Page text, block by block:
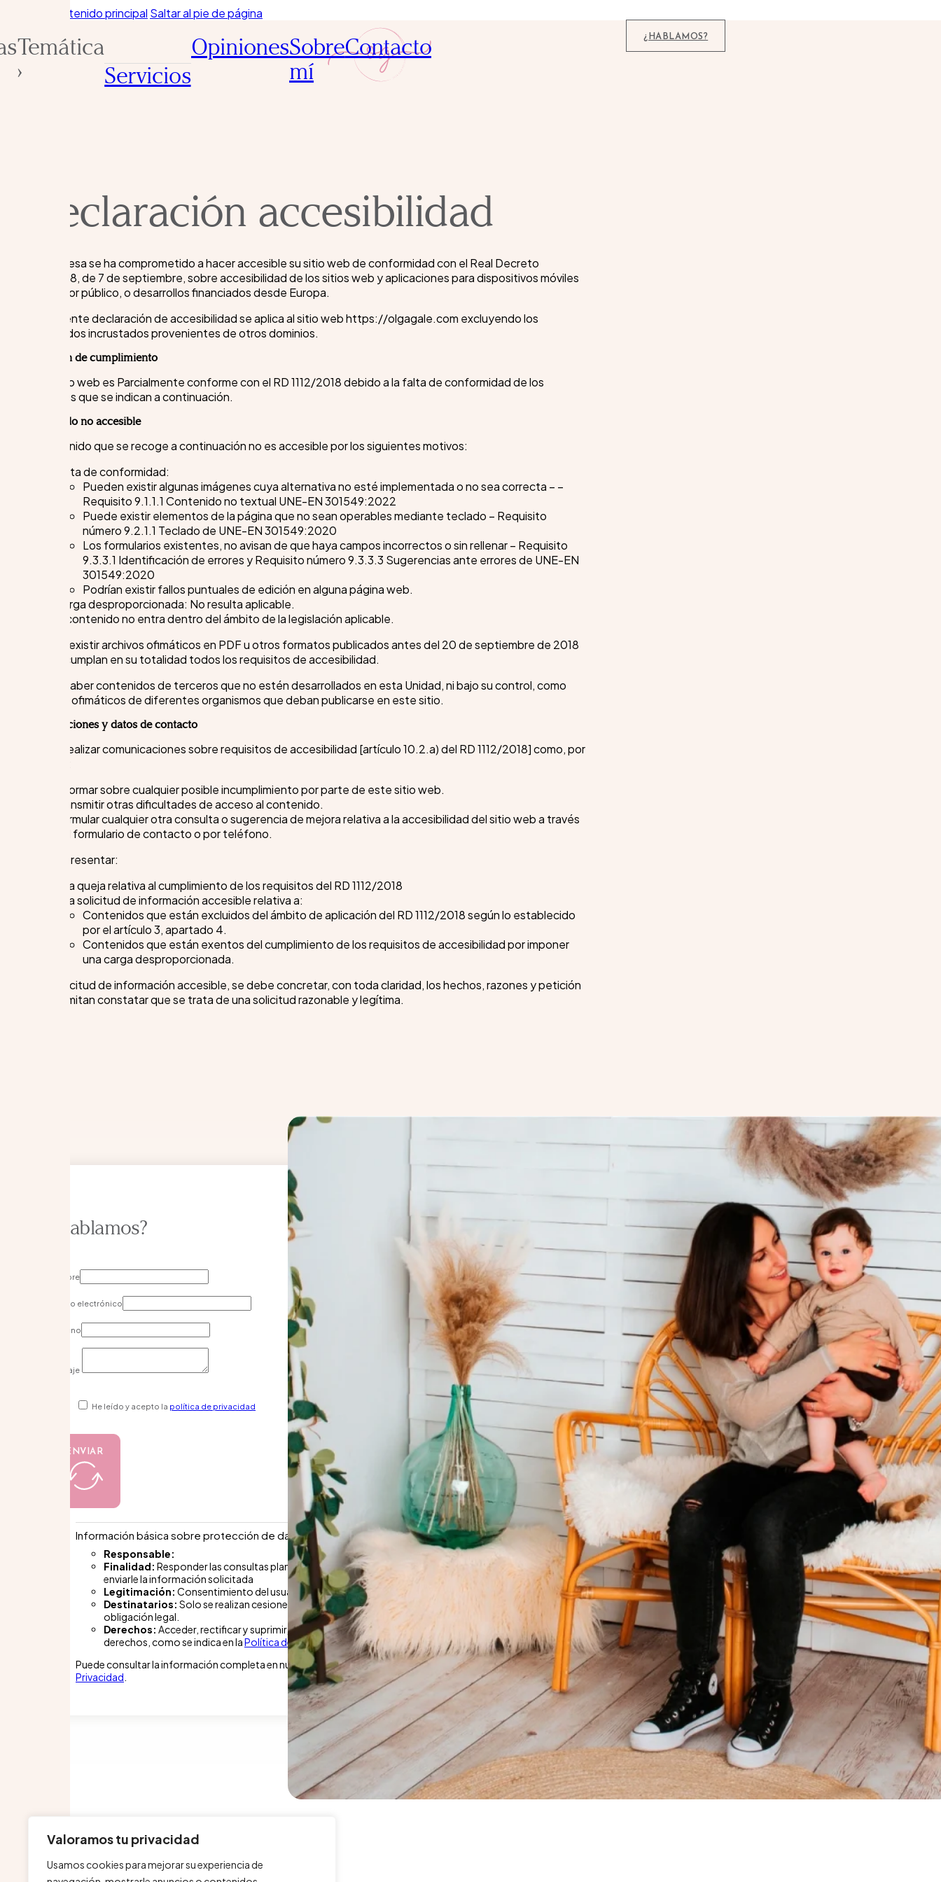
Valoramos tu privacidad
Usamos cookies para mejorar su experiencia de
Saltar al contenido principal Saltar al pie de página
Temática
›
Servicios
OpinionesSobre
mí
Contacto ¿HABLAMOS?
Declaración accesibilidad
La empresa se ha comprometido a hacer accesible su sitio web de conformidad con el Real Decreto
1112/2018, de 7 de septiembre, sobre accesibilidad de los sitios web y aplicaciones para dispositivos móviles
del sector público, o desarrollos financiados desde Europa.
La presente declaración de accesibilidad se aplica al sitio web https://olgagale.com excluyendo los
contenidos incrustados provenientes de otros dominios.
Situación de cumplimiento
Este sitio web es Parcialmente conforme con el RD 1112/2018 debido a la falta de conformidad de los
aspectos que se indican a continuación.
Contenido no accesible
El contenido que se recoge a continuación no es accesible por los siguientes motivos:
Falta de conformidad:
Pueden existir algunas imágenes cuya alternativa no esté implementada o no sea correcta – –
Requisito 9.1.1.1 Contenido no textual UNE-EN 301549:2022
Puede existir elementos de la página que no sean operables mediante teclado – Requisito
número 9.2.1.1 Teclado de UNE-EN 301549:2020
Los formularios existentes, no avisan de que haya campos incorrectos o sin rellenar – Requisito
9.3.3.1 Identificación de errores y Requisito número 9.3.3.3 Sugerencias ante errores de UNE-EN
301549:2020
Podrían existir fallos puntuales de edición en alguna página web.
Carga desproporcionada: No resulta aplicable.
El contenido no entra dentro del ámbito de la legislación aplicable.
Podrían existir archivos ofimáticos en PDF u otros formatos publicados antes del 20 de septiembre de 2018
que no cumplan en su totalidad todos los requisitos de accesibilidad.
Puede haber contenidos de terceros que no estén desarrollados en esta Unidad, ni bajo su control, como
archivos ofimáticos de diferentes organismos que deban publicarse en este sitio.
Observaciones y datos de contacto
Puede realizar comunicaciones sobre requisitos de accesibilidad [artículo 10.2.a) del RD 1112/2018] como, por
Informar sobre cualquier posible incumplimiento por parte de este sitio web.
Transmitir otras dificultades de acceso al contenido.
Formular cualquier otra consulta o sugerencia de mejora relativa a la accesibilidad del sitio web a través
del formulario de contacto o por teléfono.
Puede presentar:
Una queja relativa al cumplimiento de los requisitos del RD 1112/2018
Una solicitud de información accesible relativa a:
Contenidos que están excluidos del ámbito de aplicación del RD 1112/2018 según lo establecido
por el artículo 3, apartado 4.
Contenidos que están exentos del cumplimiento de los requisitos de accesibilidad por imponer
una carga desproporcionada.
En la solicitud de información accesible, se debe concretar, con toda claridad, los hechos, razones y petición
que permitan constatar que se trata de una solicitud razonable y legítima.
¿Hablamos?
Nombre
Correo electrónico
Teléfono
Mensaje
He leído y acepto la política de privacidad
ENVIAR
Información básica sobre protección de datos
Responsable:
Finalidad: Responder las consultas planteadas por el usuario y
enviarle la información solicitada
Legitimación: Consentimiento del usuario
Destinatarios: Solo se realizan cesiones si existe una
obligación legal.
Derechos: Acceder, rectificar y suprimir, así como otros
derechos, como se indica en laPolítica de Privacidad
Puede consultar la información completa en nuestraPolítica de
Privacidad